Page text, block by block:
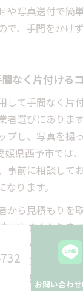
や写真送付で簡
で、手間をかけ
なく片付ける
して手間なく片
者選びにありま
プし、写真を撮
媛県西予市では
事前に相談して
ります。
から見積もりを
しやすくなりま
物の分別をして
。特に賃貸物件
連絡も忘れずに
お問い合わ